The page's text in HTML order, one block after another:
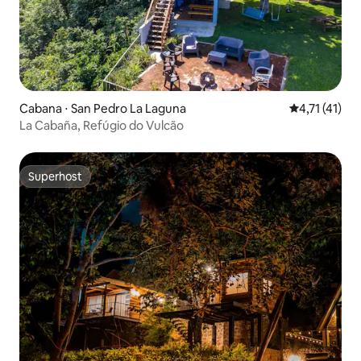
Cabana ⋅ San Pedro La Laguna 4,71 de uma
4,71 (41)
La Cabaña, Refúgio do Vulcão
Superhost
Superhost